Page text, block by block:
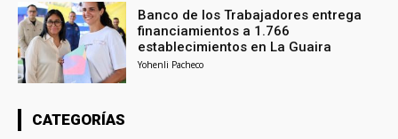
Banco de los Trabajadores entrega
financiamientos a 1.766
establecimientos en La Guaira
Yohenli Pacheco
CATEGORÍAS